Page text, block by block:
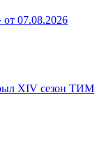
07.08.2026
XIV сезон ТИМ